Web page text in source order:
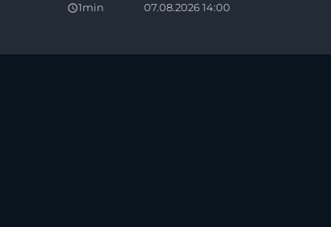
query_builder1min 07.08.2026 14:00